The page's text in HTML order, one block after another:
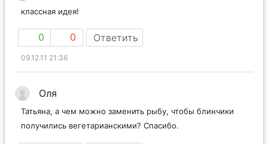
классная идея!
0 0 Ответить
09.12.11 21:36
Оля
Татьяна, а чем можно заменить рыбу, чтобы блинчики
получились вегетарианскими? Спасибо.